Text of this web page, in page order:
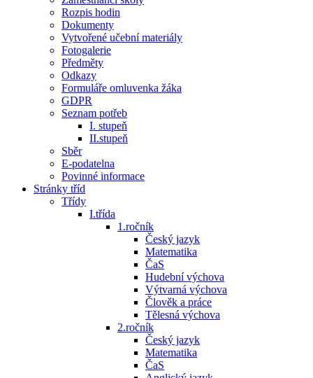
Rozpis hodin
Dokumenty
Vytvořené učební materiály
Fotogalerie
Předměty
Odkazy
Formuláře omluvenka žáka
GDPR
Seznam potřeb
I. stupeň
II.stupeň
Sběr
E-podatelna
Povinné informace
Stránky tříd
Třídy
I.třída
1.ročník
Český jazyk
Matematika
ČaS
Hudební výchova
Výtvarná výchova
Člověk a práce
Tělesná výchova
2.ročník
Český jazyk
Matematika
ČaS